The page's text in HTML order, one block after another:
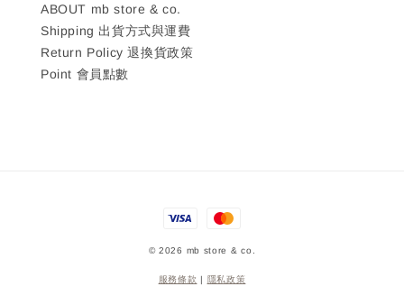
ABOUT mb store & co.
Shipping 出貨方式與運費
Return Policy 退換貨政策
Point 會員點數
© 2026 mb store & co.
服務條款 | 隱私政策